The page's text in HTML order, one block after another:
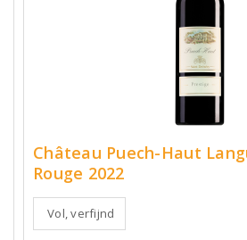
Château Puech-Haut
Rouge 2022
Vol, verfijnd